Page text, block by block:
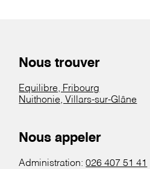
Nous trouver
Equilibre, Fribourg
Nuithonie, Villars-sur-Glâne
Nous appeler
Administration:026 407 51 41